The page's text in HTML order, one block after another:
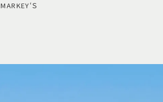
MARKEY‘Ｓ